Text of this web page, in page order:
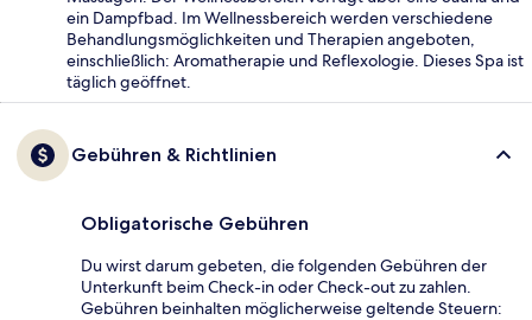
ein Dampfbad. Im Wellnessbereich werden verschiedene
Behandlungsmöglichkeiten und Therapien angeboten,
einschließlich: Aromatherapie und Reflexologie. Dieses Spa ist
täglich geöffnet.
Gebühren & Richtlinien
Obligatorische Gebühren
Du wirst darum gebeten, die folgenden Gebühren der
Unterkunft beim Check-in oder Check-out zu zahlen.
Gebühren beinhalten möglicherweise geltende Steuern: